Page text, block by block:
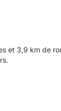
et 3,9 km de